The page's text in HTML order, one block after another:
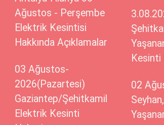
Ağustos - Perşembe
Elektrik Kesintisi
Hakkında Açıklamalar
03 Ağustos-
2026(Pazartesi)
Gaziantep/Şehitkamil
Elektrik Kesinti
Kesinti
02